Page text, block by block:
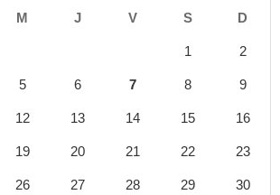
M J V S D
1 2
5 6 7 8 9
12 13 14 15 16
19 20 21 22 23
26 27 28 29 30